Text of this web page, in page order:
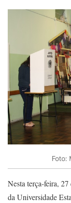
Foto:
Nesta terça-feira,
da Universidade